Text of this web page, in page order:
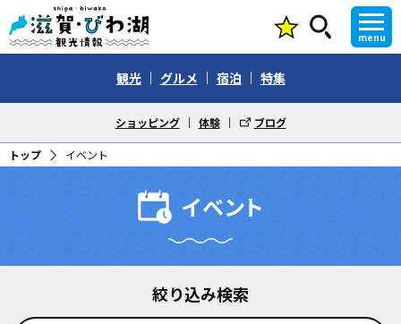
menu
観光 グルメ 宿泊 特集
ショッピング 体験 ブログ
トップ イベント
イベント
絞り込み検索